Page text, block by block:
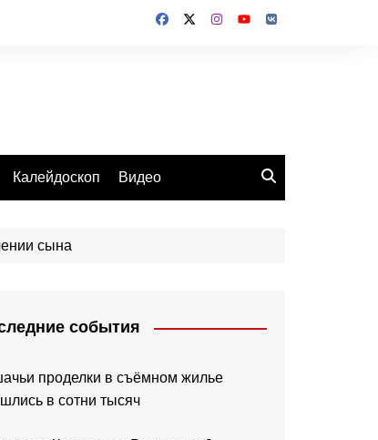
Калейдоскоп Видео
сына
события
проделки в съёмном жилье
в сотни тысяч